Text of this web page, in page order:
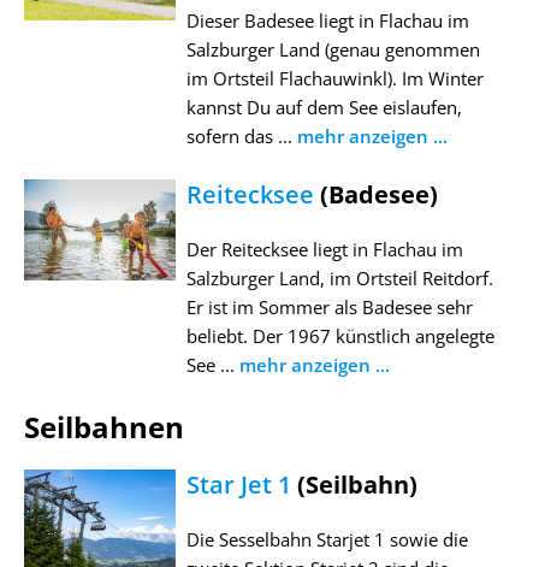
Dieser Badesee liegt in Flachau im
Salzburger Land (genau genommen
im Ortsteil Flachauwinkl). Im Winter
kannst Du auf dem See eislaufen,
sofern das ... mehr anzeigen ...
Reitecksee (Badesee)
Der Reitecksee liegt in Flachau im
Salzburger Land, im Ortsteil Reitdorf.
Er ist im Sommer als Badesee sehr
beliebt. Der 1967 künstlich angelegte
See ... mehr anzeigen ...
Seilbahnen
Star Jet 1 (Seilbahn)
Die Sesselbahn Starjet 1 sowie die